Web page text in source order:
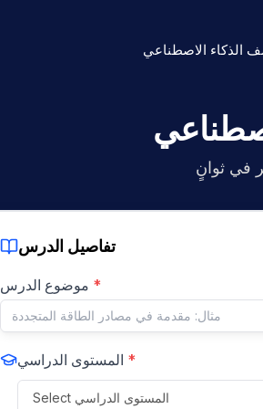
الذكاء الاصطناعي
في ثوانٍ
تفاصيل الدرس
موضوع الدرس *
المستوى الدراسي *
Select المستوى الدراسي